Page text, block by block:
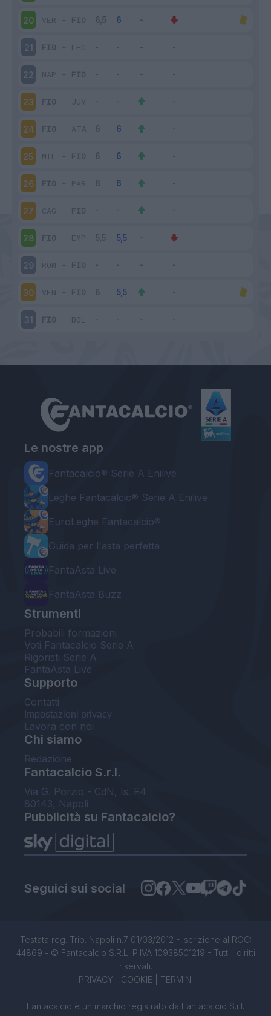
20 VER - FIO
21 FIO - LEC
22 NAP - FIO
23 FIO - JUV
24 FIO - ATA
25 MIL - FIO
26 FIO - PAR
27 CAG - FIO
28 FIO - EMP
29 ROM - FIO
30 VEN - FIO
31 FIO - BOL
Le nostre app
Fantacalcio® Serie A Enilive
Leghe Fantacalcio® Serie A Enilive
EuroLeghe Fantacalcio®
Guida per l'asta perfetta
FantaAsta Live
FantaAsta Buzz
Strumenti
Probabili formazioni
Voti Fantacalcio Serie A
Rigoristi Serie A
FantaAsta Live
Supporto
Contatti
Impostazioni privacy
Lavora con noi
Chi siamo
Redazione
Fantacalcio S.r.l.
Via G. Porzio - CdN, Is. F4
80143, Napoli
Pubblicità su Fantacalcio?
Seguici sui social
Testata reg. Trib. Napoli n.7 01/03/2012 - Iscrizione al ROC:
44869 - © Fantacalcio S.R.L. P.IVA 10938501219 - Tutti i diritti
riservati.
PRIVACY| COOKIE TERMINI
Fantacalcio è un marchio registrato da Fantacalcio S.r.l.